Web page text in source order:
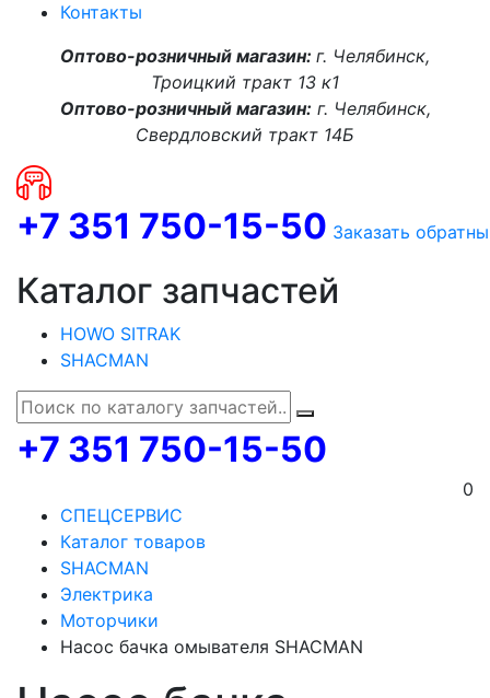
Контакты
Оптово-розничный магазин: г. Челябинск,
Троицкий тракт 13 к1
Оптово-розничный магазин:г. Челябинск,
Свердловский тракт 14Б
+7 351 750-15-50 Заказать
Каталог запчастей
HOWO SITRAK
SHACMAN
+7 351 750-15-50
0
СПЕЦСЕРВИС
Каталог товаров
SHACMAN
Электрика
Моторчики
Насос бачка омывателя SHACMAN